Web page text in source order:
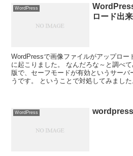
WordPress
ロード出
WordPressで画像ファイルがアップロー
に起こりました。 なんだろな～と調べ
版で、セーフモードが有効というサーバ
うです。 ということで対処してみました
WordPress